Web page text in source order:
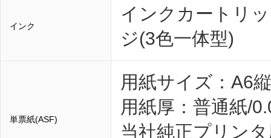
インク
インクカートリ
ジ(3色一体型)
単票紙(ASF)
用紙サイズ：A6
用紙厚：普通紙/
当社純正プリン